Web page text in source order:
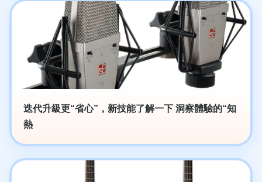
迭代升級更“省心”，新技能了解一下 洞察體驗的“知
熱